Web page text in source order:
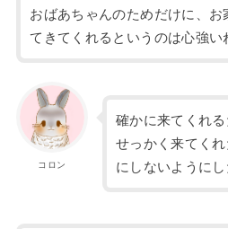
おばあちゃんのためだけに、お
てきてくれるというのは心強い
コロン
確かに来てくれる
せっかく来てく
にしないようにし